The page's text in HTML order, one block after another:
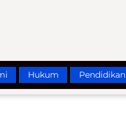
Hukum Pendidikan